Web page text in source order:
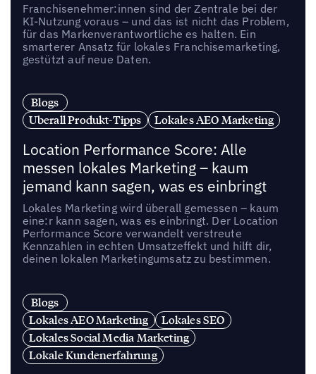
Franchisenehmer:innen sind der Zentrale bei der
KI-Nutzung voraus – und das ist nicht das Problem,
für das Markenverantwortliche es halten. Ein
smarterer Ansatz für lokales Franchisemarketing,
gestützt auf neue Daten.
Blogs
Uberall Produkt-Tipps
Lokales AEO Marketing
Location Performance Score: Alle
messen lokales Marketing – kaum
jemand kann sagen, was es einbringt
Lokales Marketing wird überall gemessen – kaum
eine:r kann sagen, was es einbringt. Der Location
Performance Score verwandelt verstreute
Kennzahlen in echten Umsatzeffekt und hilft dir,
deinen lokalen Marketingumsatz zu bestimmen.
Blogs
Lokales AEO Marketing
Lokales SEO
Lokales Social Media Marketing
Lokale Kundenerfahrung